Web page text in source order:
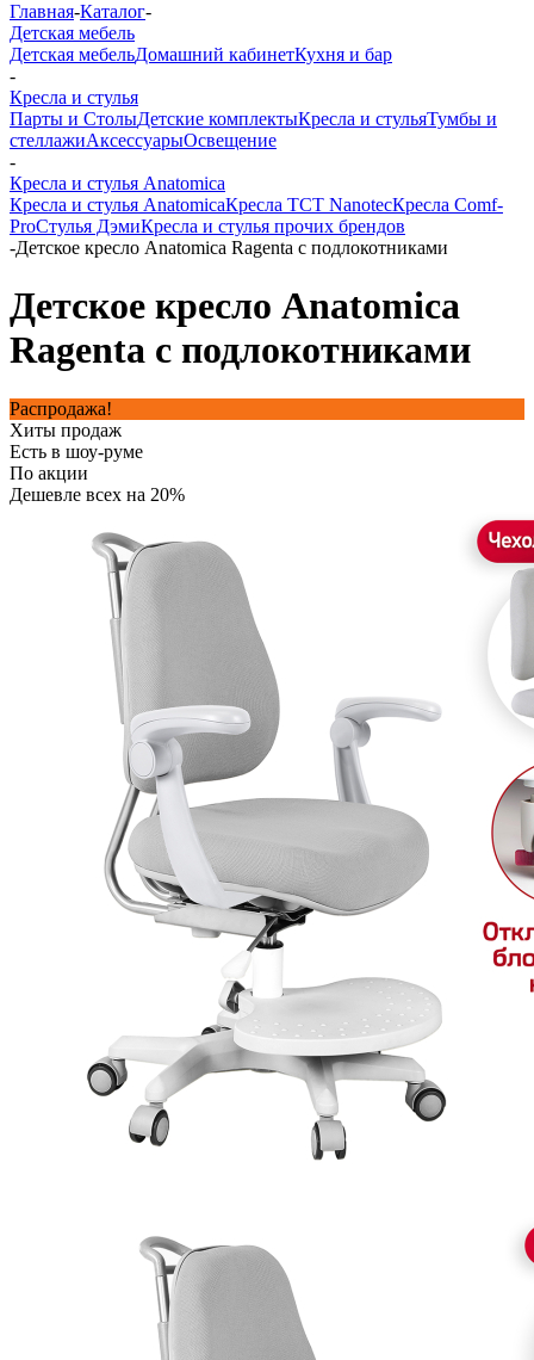
Главная-Каталог-
Детская мебель
Детская мебельДомашний кабинетКухня и бар
-
Кресла и стулья
Парты и СтолыДетские комплектыКресла и стульяТумбы и
стеллажиАксессуарыОсвещение
-
Кресла и стулья Anatomica
Кресла и стулья AnatomicaКресла TCT NanotecКресла Comf-
ProСтулья ДэмиКресла и стулья прочих брендов
-Детское кресло Anatomica Ragenta с подлокотниками
Детское кресло Anatomica
Ragenta с подлокотниками
Распродажа!
Хиты продаж
Есть в шоу-руме
По акции
Дешевле всех на 20%